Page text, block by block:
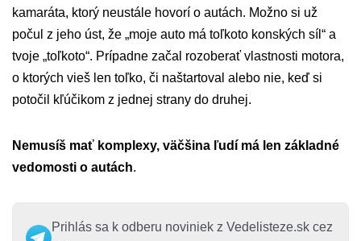
kamaráta, ktorý neustále hovorí o autách. Možno si už
počul z jeho úst, že „moje auto má toľkoto konských síl“ a
tvoje „toľkoto“. Prípadne začal rozoberať vlastnosti motora,
o ktorých vieš len toľko, či naštartoval alebo nie, keď si
potočil kľúčikom z jednej strany do druhej.
Nemusíš mať komplexy, väčšina ľudí má len základné
vedomosti o autách.
Prihlás sa k odberu noviniek z Vedelisteze.sk cez